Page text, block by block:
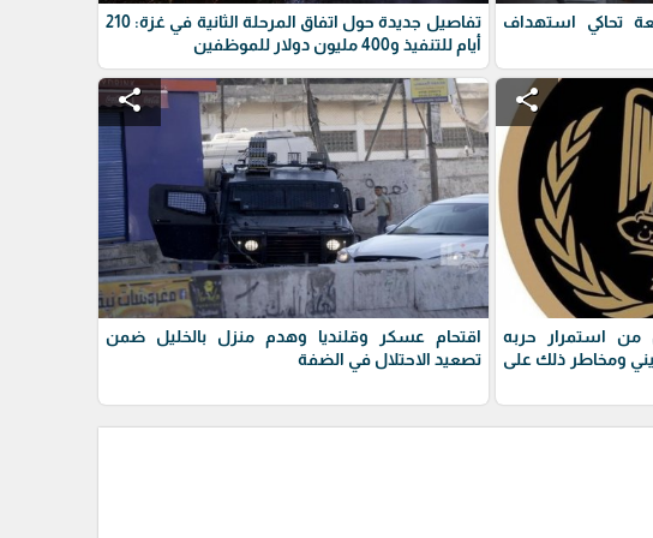
تحاكي استهداف
تفاصيل جديدة حول اتفاق المرحلة الثانية في غزة: 210
أيام للتنفيذ و400 مليون دولار للموظفين
share
من استمرار حربه
ومخاطر ذلك على
share
اقتحام عسكر وقلنديا وهدم منزل بالخليل ضمن
تصعيد الاحتلال في الضفة